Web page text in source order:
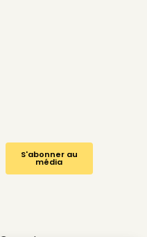
S'abonner au
média